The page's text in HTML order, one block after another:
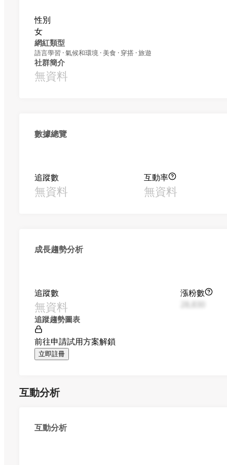
性別
女
網紅類型
語言學習 · 氣候和環境 · 美食 · 穿搭 · 旅遊
社群簡介
無資料
數據總覽
追蹤數
無資料
互動率
無資料
成長趨勢分析
追蹤數
無資料
漲粉數
追蹤趨勢圖表
前往申請試用方案解鎖
立即註冊
互動分析
互動分析